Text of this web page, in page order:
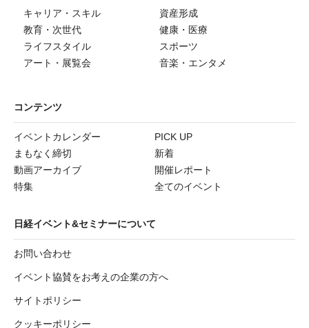
キャリア・スキル
資産形成
教育・次世代
健康・医療
ライフスタイル
スポーツ
アート・展覧会
音楽・エンタメ
コンテンツ
イベントカレンダー
PICK UP
まもなく締切
新着
動画アーカイブ
開催レポート
特集
全てのイベント
日経イベント&セミナーについて
お問い合わせ
イベント協賛をお考えの企業の方へ
サイトポリシー
クッキーポリシー